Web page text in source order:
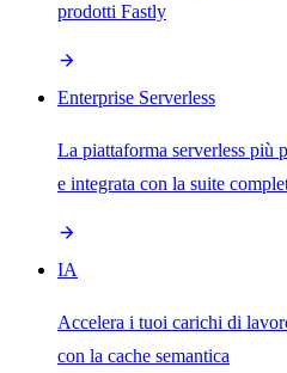
prodotti Fastly
Enterprise Serverless
La piattaforma serverless più
e integrata con la suite
IA
Accelera i tuoi carichi di
con la cache semantica